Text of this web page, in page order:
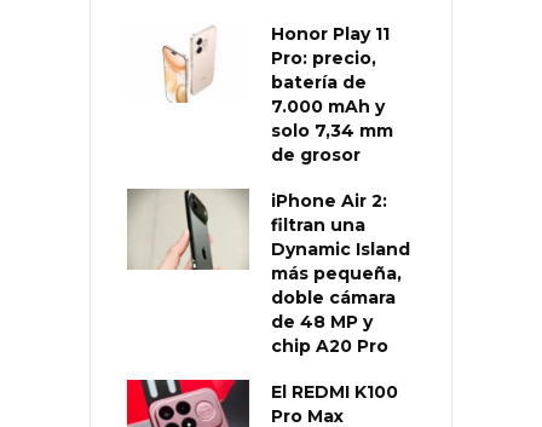
Honor Play 11
Pro: precio,
batería de
7.000 mAh y
solo 7,34 mm
de grosor
iPhone Air 2:
filtran una
Dynamic Island
más pequeña,
doble cámara
de 48 MP y
chip A20 Pro
El REDMI K100
Pro Max